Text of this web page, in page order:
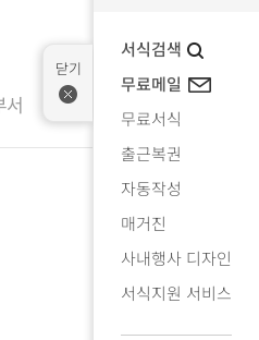
서
서식검색
무료메일
무료서식
출근복권
자동작성
매거진
사내행사 디자인
서식지원 서비스